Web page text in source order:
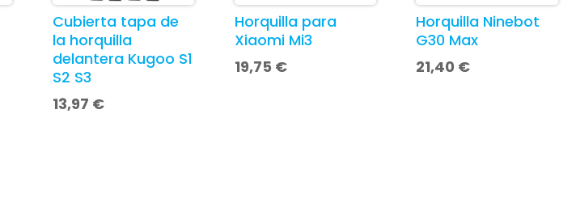
Cubierta tapa de
la horquilla
delantera Kugoo S1
S2 S3
13,97 €
Horquilla para
Xiaomi Mi3
19,75 €
Horquilla Ninebot
G30 Max
21,40 €